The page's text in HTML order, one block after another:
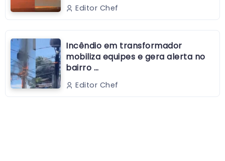
Editor Chef
Incêndio em transformador
mobiliza equipes e gera alerta no
bairro …
Editor Chef